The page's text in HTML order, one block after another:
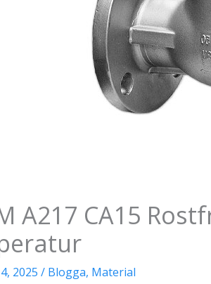
A217 CA15
2025 / Blogga, Material